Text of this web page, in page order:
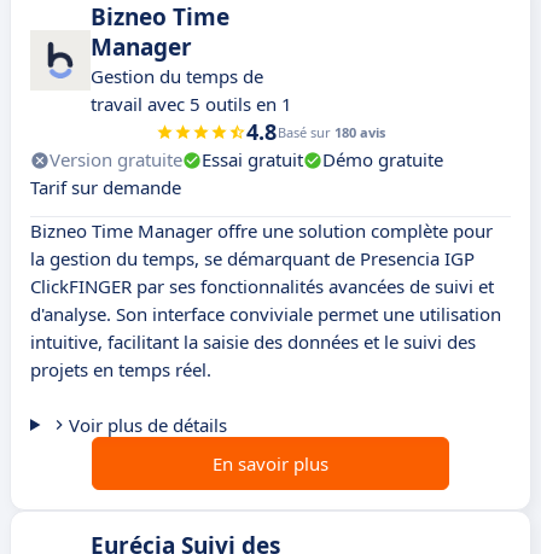
Bizneo Time
Manager
Gestion du temps de
travail avec 5 outils en 1
4.8Basé sur 180 avis
Version gratuite Essai gratuit
Démo gratuite
Tarif sur demande
Bizneo Time Manager offre une solution complète pour
la gestion du temps, se démarquant de Presencia IGP
ClickFINGER par ses fonctionnalités avancées de suivi et
d'analyse. Son interface conviviale permet une utilisation
intuitive, facilitant la saisie des données et le suivi des
projets en temps réel.
Voir plus de détails
En savoir plus
Eurécia Suivi des